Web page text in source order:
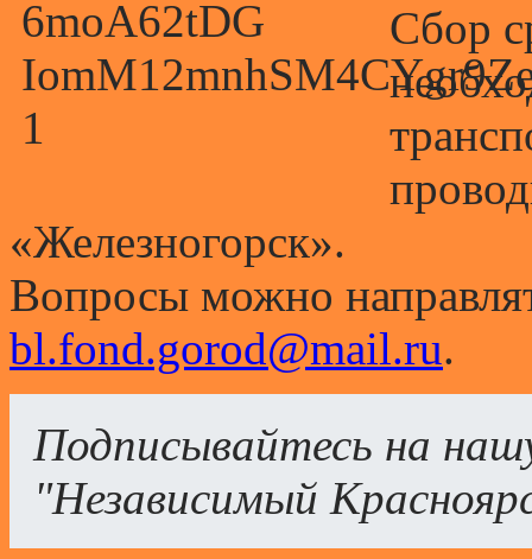
Сбор
«Железногорск».
Вопросы можно
bl.fond.gorod@mail.ru.
Подписывайтесь на
"Независимый